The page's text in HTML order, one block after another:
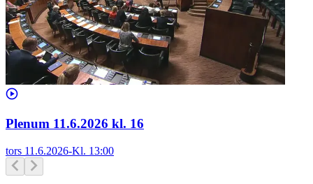
Plenum 11.6.2026 kl. 16
tors 11.6.2026-Kl. 13:00